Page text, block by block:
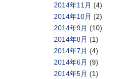
2014年11月 (4)
2014年10月 (2)
2014年9月 (10)
2014年8月 (1)
2014年7月 (4)
2014年6月 (9)
2014年5月 (1)